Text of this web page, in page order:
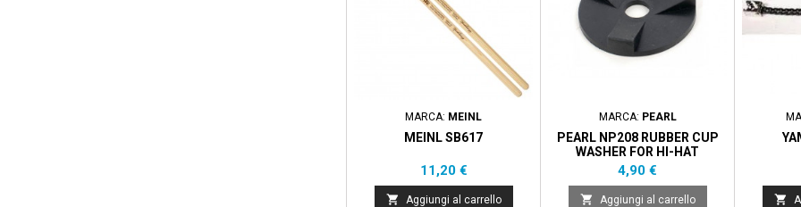
MARCA: MEINL
MEINL SB617
Prezzo
11,20 €
 Aggiungi al carrello
MARCA: PEARL
PEARL NP208 RUBBER CUP
WASHER FOR HI-HAT
Prezzo
4,90 €
 Aggiungi al carrello 